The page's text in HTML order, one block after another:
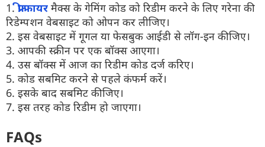
1.फ्री फायर मैक्स के गेमिंग कोड को रिडीम करने के लिए गरेना की
रिडेम्पशन वेबसाइट को ओपन कर लीजिए।
2. इस वेबसाइट में गूगल या फेसबुक आईडी से लॉग-इन कीजिए।
3. आपकी स्क्रीन पर एक बॉक्स आएगा।
4. उस बॉक्स में आज का रिडीम कोड दर्ज करिए।
5. कोड सबमिट करने से पहले कंफर्म करें।
6. इसके बाद सबमिट कीजिए।
7. इस तरह कोड रिडीम हो जाएगा।
FAQs